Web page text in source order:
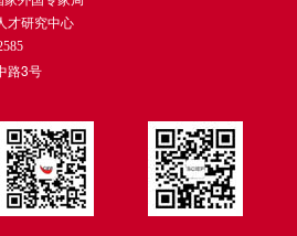
才研究中心
路3号